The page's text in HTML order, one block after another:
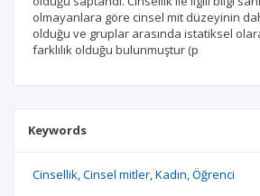
olmayanlara göre cinsel mit düzeyinin
olduğu ve gruplar arasında istatiksel
farklılık olduğu bulunmuştur (p
Keywords
Cinsellik Cinsel mitler Kadın Öğrenci